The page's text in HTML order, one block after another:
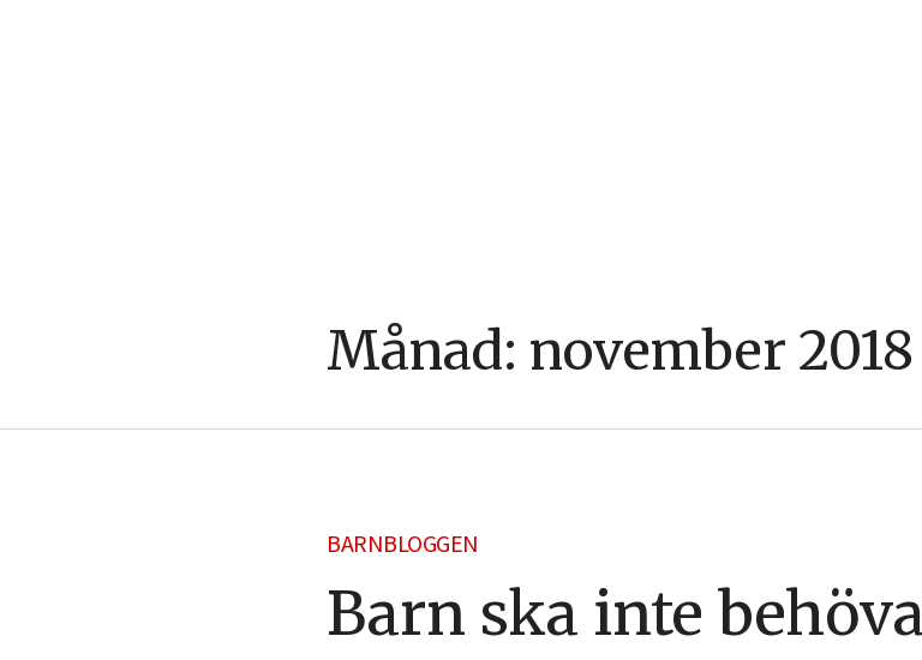
Månad: november 2018
BARNBLOGGEN
Barn ska inte